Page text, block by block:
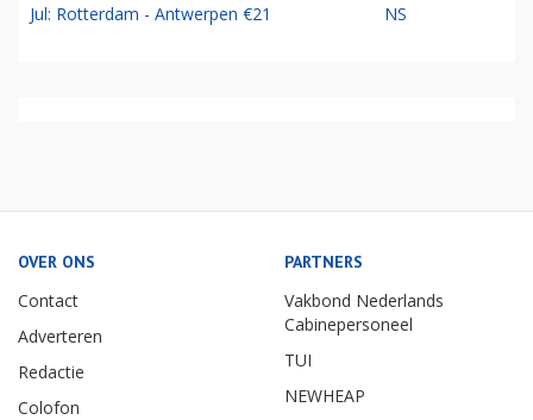
Jul: Rotterdam - Antwerpen €21 NS
OVER ONS
Contact
Adverteren
Redactie
Colofon
PARTNERS
Vakbond Nederlands
Cabinepersoneel
TUI
NEWHEAP